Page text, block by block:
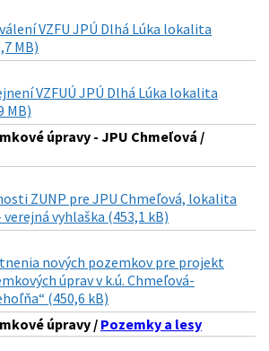
VZFU JPÚ Dlhá Lúka lokalita
MB)
VZFUÚ JPÚ Dlhá Lúka lokalita
MB)
úpravy - JPU Chmeľová /
ZUNP pre JPU Chmeľová, lokalita
vyhlaška (453,1 kB)
nových pozemkov pre projekt
úprav v k.ú. Chmeľová-
(450,6 kB)
úpravy / Pozemky a lesy